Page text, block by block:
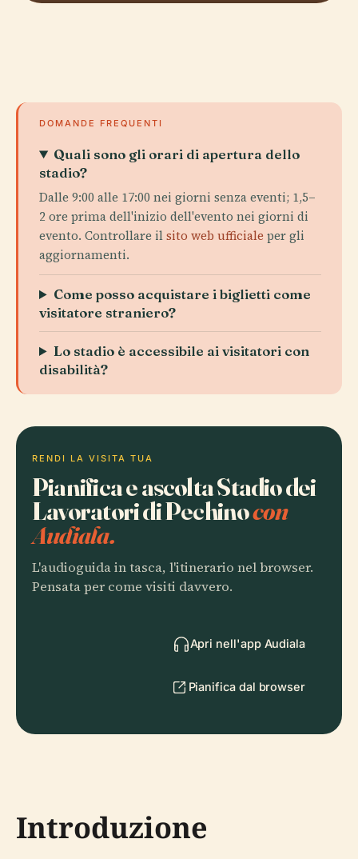
DOMANDE FREQUENTI
Quali sono gli orari di apertura dello
stadio?
Dalle 9:00 alle 17:00 nei giorni senza eventi; 1,5–
2 ore prima dell'inizio dell'evento nei giorni di
evento. Controllare ilsito web ufficiale per gli
aggiornamenti.
Come posso acquistare i biglietti come
visitatore straniero?
Lo stadio è accessibile ai visitatori con
disabilità?
RENDI LA VISITA TUA
Pianifica e ascolta Stadio dei
Lavoratori di Pechinocon
Audiala.
L'audioguida in tasca, l'itinerario nel browser.
Pensata per come visiti davvero.
Apri nell'app Audiala
Pianifica dal browser
Introduzione